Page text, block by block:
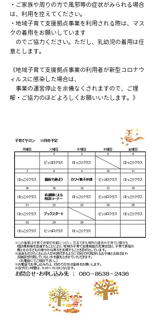
・ご家族や周りの方で風邪等の症状がみられる場合
は、利用を控えてください。
・地域子育て支援拠点事業を利用される際は、マス
クの着用をお願いしています
のでご協力ください。ただし、乳幼児の着用は任
意とします。
《地域子育て支援拠点事業の利用者が新型コロナウ
ィルスに感染した場合は、
事業の運営停止を余儀なくされますので、ご理
解・ご協力のほどよろしくお願いいたします。》